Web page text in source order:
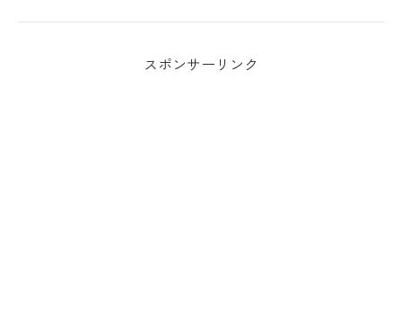
着きます。政治の言葉でもスポーツの言
スポンサーリンク